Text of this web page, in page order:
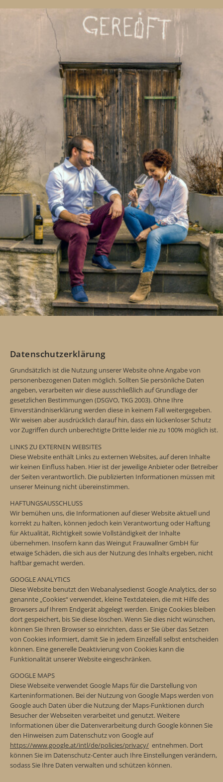
Datenschutzerklärung
Grundsätzlich ist die Nutzung unserer Website ohne Angabe von
personenbezogenen Daten möglich. Sollten Sie persönliche Daten
angeben, verarbeiten wir diese ausschließlich auf Grundlage der
gesetzlichen Bestimmungen (DSGVO, TKG 2003). Ohne Ihre
Einverständniserklärung werden diese in keinem Fall weitergegeben.
Wir weisen aber ausdrücklich darauf hin, dass ein lückenloser Schutz
vor Zugriffen durch unberechtigte Dritte leider nie zu 100% möglich ist.
LINKS ZU EXTERNEN WEBSITES
Diese Website enthält Links zu externen Websites, auf deren Inhalte
wir keinen Einfluss haben. Hier ist der jeweilige Anbieter oder Betreiber
der Seiten verantwortlich. Die publizierten Informationen müssen mit
unserer Meinung nicht übereinstimmen.
HAFTUNGSAUSSCHLUSS
Wir bemühen uns, die Informationen auf dieser Website aktuell und
korrekt zu halten, können jedoch kein Verantwortung oder Haftung
für Aktualität, Richtigkeit sowie Vollständigkeit der Inhalte
übernehmen. Insofern kann das Weingut Frauwallner GmbH für
etwaige Schäden, die sich aus der Nutzung des Inhalts ergeben, nicht
haftbar gemacht werden.
GOOGLE ANALYTICS
Diese Website benutzt den Webanalysedienst Google Analytics, der so
genannte „Cookies“ verwendet, kleine Textdateien, die mit Hilfe des
Browsers auf Ihrem Endgerät abgelegt werden. Einige Cookies bleiben
dort gespeichert, bis Sie diese löschen. Wenn Sie dies nicht wünschen,
können Sie Ihren Browser so einrichten, dass er Sie über das Setzen
von Cookies informiert, damit Sie in jedem Einzelfall selbst entscheiden
können. Eine generelle Deaktivierung von Cookies kann die
Funktionalität unserer Website eingeschränken.
GOOGLE MAPS
Diese Webseite verwendet Google Maps für die Darstellung von
Karteninformationen. Bei der Nutzung von Google Maps werden von
Google auch Daten über die Nutzung der Maps-Funktionen durch
Besucher der Webseiten verarbeitet und genutzt. Weitere
Informationen über die Datenverarbeitung durch Google können Sie
den Hinweisen zum Datenschutz von Google auf
https://www.google.at/intl/de/policies/privacy/ entnehmen. Dort
können Sie im Datenschutz-Center auch Ihre Einstellungen verändern,
sodass Sie Ihre Daten verwalten und schützen können.